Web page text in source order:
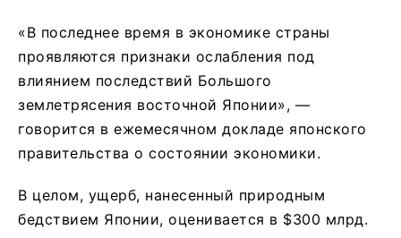
«В последнее время в экономике страны
проявляются признаки ослабления под
влиянием последствий Большого
землетрясения восточной Японии», —
говорится в ежемесячном докладе японского
правительства о состоянии экономики.
В целом, ущерб, нанесенный природным
бедствием Японии, оценивается в $300 млрд.